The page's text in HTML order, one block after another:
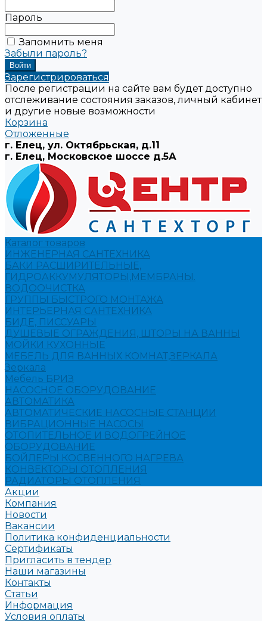
Пароль
Запомнить меня
Забыли пароль?
Зарегистрироваться
После регистрации на сайте вам будет доступно
отслеживание состояния заказов, личный кабинет
и другие новые возможности
Корзина
Отложенные
г. Елец, ул. Октябрьская, д.11
г. Елец, Московское шоссе д.5А
Каталог товаров
ИНЖЕНЕРНАЯ САНТЕХНИКА
БАКИ РАСШИРИТЕЛЬНЫЕ,
ГИДРОАККУМУЛЯТОРЫ,МЕМБРАНЫ.
ВОДООЧИСТКА
ГРУППЫ БЫСТРОГО МОНТАЖА
ИНТЕРЬЕРНАЯ САНТЕХНИКА
БИДЕ, ПИССУАРЫ
ДУШЕВЫЕ ОГРАЖДЕНИЯ, ШТОРЫ НА ВАННЫ
МОЙКИ КУХОННЫЕ
МЕБЕЛЬ ДЛЯ ВАННЫХ КОМНАТ,ЗЕРКАЛА
Зеркала
Мебель БРИЗ
НАСОСНОЕ ОБОРУДОВАНИЕ
АВТОМАТИКА
АВТОМАТИЧЕСКИЕ НАСОСНЫЕ СТАНЦИИ
ВИБРАЦИОННЫЕ НАСОСЫ
ОТОПИТЕЛЬНОЕ И ВОДОГРЕЙНОЕ
ОБОРУДОВАНИЕ
БОЙЛЕРЫ КОСВЕННОГО НАГРЕВА
КОНВЕКТОРЫ ОТОПЛЕНИЯ
РАДИАТОРЫ ОТОПЛЕНИЯ
Акции
Компания
Новости
Вакансии
Политика конфиденциальности
Сертификаты
Пригласить в тендер
Наши магазины
Контакты
Статьи
Информация
Условия оплаты